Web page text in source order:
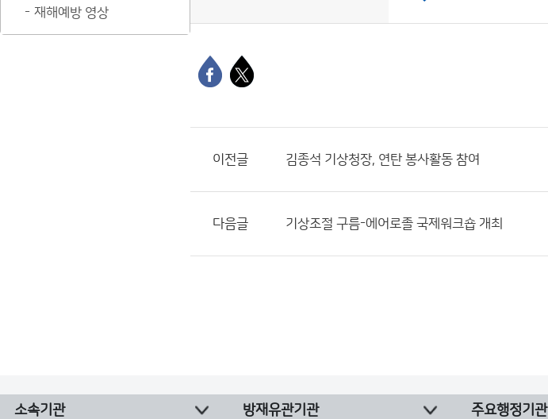
재해예방 영상
이전글 김종석 기상청장, 연탄 봉사활동 참여
다음글 기상조절 구름-에어로졸 국제워크숍 개최
소속기관 방재유관기관 주요행정기관